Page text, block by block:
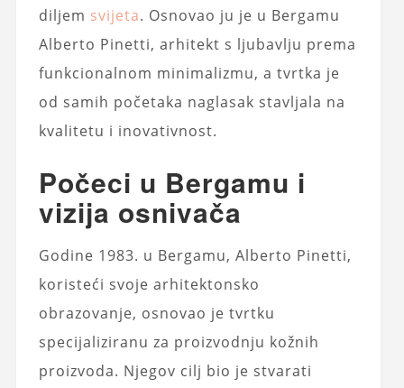
diljem svijeta. Osnovao ju je u Bergamu
Alberto Pinetti, arhitekt s ljubavlju prema
funkcionalnom minimalizmu, a tvrtka je
od samih početaka naglasak stavljala na
kvalitetu i inovativnost.
Počeci u Bergamu i
vizija osnivača
Godine 1983. u Bergamu, Alberto Pinetti,
koristeći svoje arhitektonsko
obrazovanje, osnovao je tvrtku
specijaliziranu za proizvodnju kožnih
proizvoda. Njegov cilj bio je stvarati